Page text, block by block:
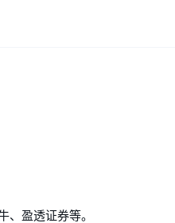
、盈透证券等。